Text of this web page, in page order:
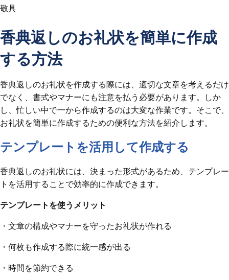
敬具
香典返しのお礼状を簡単に作成
する方法
香典返しのお礼状を作成する際には、適切な文章を考えるだけ
でなく、書式やマナーにも注意を払う必要があります。しか
し、忙しい中で一から作成するのは大変な作業です。そこで、
お礼状を簡単に作成するための便利な方法を紹介します。
テンプレートを活用して作成する
香典返しのお礼状には、決まった形式があるため、テンプレー
トを活用することで効率的に作成できます。
テンプレートを使うメリット
・文章の構成やマナーを守ったお礼状が作れる
・何枚も作成する際に統一感が出る
・時間を節約できる